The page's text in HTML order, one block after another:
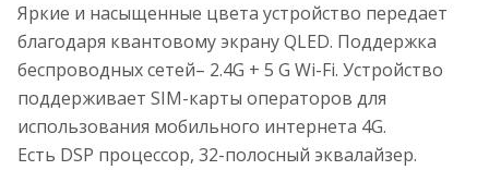
Яркие и насыщенные цвета устройство передает
благодаря квантовому экрану QLED. Поддержка
беспроводных сетей– 2.4G + 5 G Wi-Fi. Устройство
поддерживает SIM-карты операторов для
использования мобильного интернета 4G.
Есть DSP процессор, 32-полосный эквалайзер.